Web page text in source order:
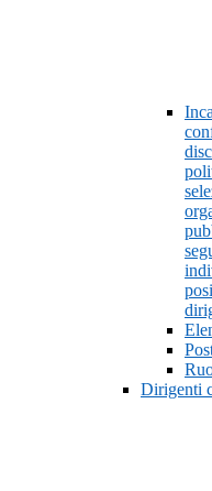
Dirigenti